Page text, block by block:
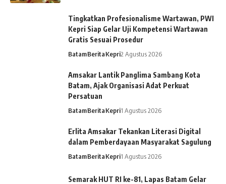
Tingkatkan Profesionalisme Wartawan, PWI
Kepri Siap Gelar Uji Kompetensi Wartawan
Gratis Sesuai Prosedur
BatamBeritaKepri2 Agustus 2026
Amsakar Lantik Panglima Sambang Kota
Batam, Ajak Organisasi Adat Perkuat
Persatuan
BatamBeritaKepri1 Agustus 2026
Erlita Amsakar Tekankan Literasi Digital
dalam Pemberdayaan Masyarakat Sagulung
BatamBeritaKepri1 Agustus 2026
Semarak HUT RI ke-81, Lapas Batam Gelar